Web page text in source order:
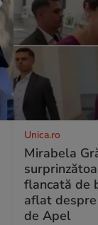
Unica.ro
Mirabela
flancată de
aflat
de Apel